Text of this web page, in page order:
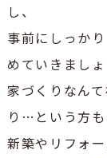
し、
事前にしっか
めていきましょ
家づくりなん
り…という方も
新築やリフォ